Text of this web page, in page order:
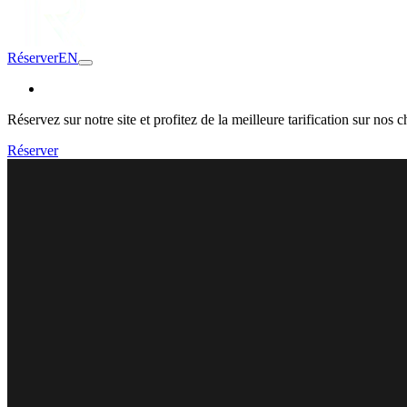
RéserverEN
Réservez sur notre site et profitez de la meilleure tarification sur nos
Réserver